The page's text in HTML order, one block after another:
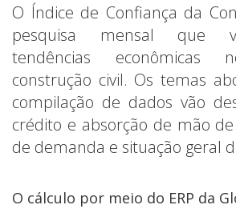
O Índice de Confiança da
pesquisa mensal que
tendências
construção civil. Os temas
compilação de dados vão
crédito e absorção de mão
de demanda e situação geral
O cálculo por meio do ERP da